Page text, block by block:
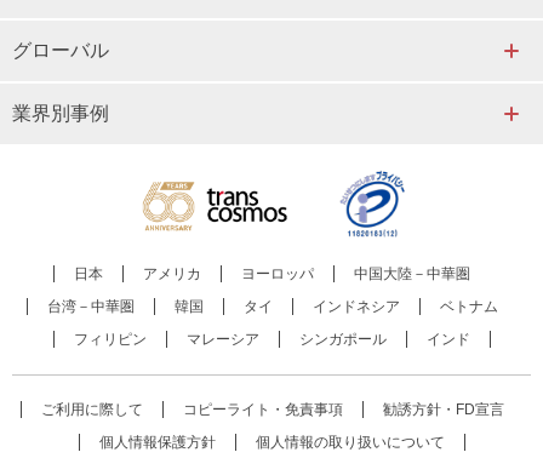
グローバル
業界別事例
日本 アメリカ ヨーロッパ
中国大陸－中華圏
台湾－中華圏
韓国 タイ インドネシア
ベトナム
フィリピン
マレーシア シンガポール インド
ご利用に際して コピーライト・免責事項
勧誘方針・FD宣言
個人情報保護方針
個人情報の取り扱いについて